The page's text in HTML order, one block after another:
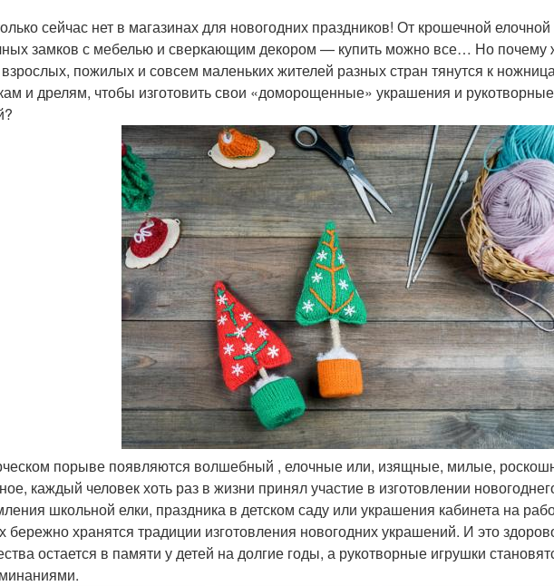
сейчас нет в магазинах для новогодних праздников! От крошечной
замков с мебелью и сверкающим декором — купить можно все… Но почему
пожилых и совсем маленьких жителей разных стран тянутся к
и дрелям, чтобы изготовить свои «доморощенные» украшения и
порыве появляются волшебный , елочные или, изящные, милые,
каждый человек хоть раз в жизни принял участие в изготовлении
школьной елки, праздника в детском саду или украшения кабинета на
бережно хранятся традиции изготовления новогодних украшений. И это
остается в памяти у детей на долгие годы, а рукотворные игрушки